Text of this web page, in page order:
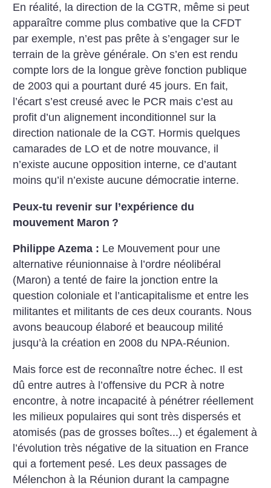
En réalité, la direction de la CGTR, même si peut
apparaître comme plus combative que la CFDT
par exemple, n’est pas prête à s’engager sur le
terrain de la grève générale. On s’en est rendu
compte lors de la longue grève fonction publique
de 2003 qui a pourtant duré 45 jours. En fait,
l’écart s’est creusé avec le PCR mais c’est au
profit d’un alignement inconditionnel sur la
direction nationale de la CGT. Hormis quelques
camarades de LO et de notre mouvance, il
n’existe aucune opposition interne, ce d’autant
moins qu’il n’existe aucune démocratie interne.
Peux-tu revenir sur l’expérience du
mouvement Maron ?
Philippe Azema : Le Mouvement pour une
alternative réunionnaise à l’ordre néolibéral
(Maron) a tenté de faire la jonction entre la
question coloniale et l’anticapitalisme et entre les
militantes et militants de ces deux courants. Nous
avons beaucoup élaboré et beaucoup milité
jusqu’à la création en 2008 du NPA-Réunion.
Mais force est de reconnaître notre échec. Il est
dû entre autres à l’offensive du PCR à notre
encontre, à notre incapacité à pénétrer réellement
les milieux populaires qui sont très dispersés et
atomisés (pas de grosses boîtes...) et également à
l’évolution très négative de la situation en France
qui a fortement pesé. Les deux passages de
Mélenchon à la Réunion durant la campagne